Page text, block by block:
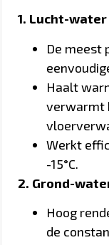
1. Lucht-
De meest
Haalt
verwarmt
Werkt
-15°C.
2. Grond-
Hoog
de